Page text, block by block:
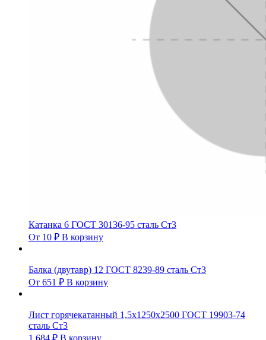
Катанка 6 ГОСТ 30136-95 сталь Ст3
От 10 ₽ В корзину
Балка (двутавр) 12 ГОСТ 8239-89 сталь Ст3
От 651 ₽ В корзину
Лист горячекатанный 1,5х1250х2500 ГОСТ 19903-74
сталь Ст3
1 684 ₽ В корзину